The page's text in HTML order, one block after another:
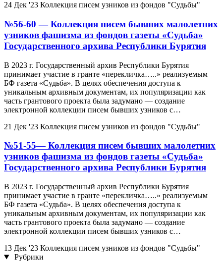
24 Дек '23 Коллекция писем узников из фондов "Судьбы"
№56-60 — Коллекция писем бывших малолетних
узников фашизма из фондов газеты «Судьба»
Государственного архива Республики Бурятия
В 2023 г. Государственный архив Республики Бурятия
принимает участие в гранте «перекличка…..» реализуемым
БФ газета «Судьба». В целях обеспечения доступа к
уникальным архивным документам, их популяризации как
часть грантового проекта была задумано — создание
электронной коллекции писем бывших узников с…
21 Дек '23 Коллекция писем узников из фондов "Судьбы"
№51-55— Коллекция писем бывших малолетних
узников фашизма из фондов газеты «Судьба»
Государственного архива Республики Бурятия
В 2023 г. Государственный архив Республики Бурятия
принимает участие в гранте «перекличка…..» реализуемым
БФ газета «Судьба». В целях обеспечения доступа к
уникальным архивным документам, их популяризации как
часть грантового проекта была задумано — создание
электронной коллекции писем бывших узников с…
13 Дек '23 Коллекция писем узников из фондов "Судьбы"
Рубрики